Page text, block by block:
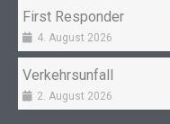
First Responder
4. August 2026
Verkehrsunfall
2. August 2026